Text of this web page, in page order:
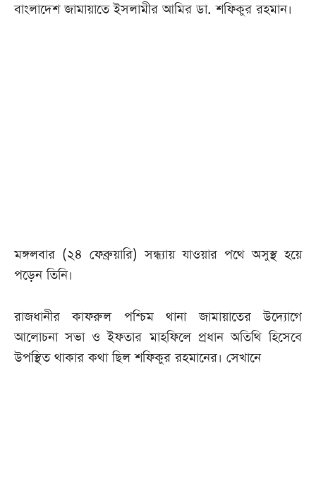
সব
ই-
পেপার
বাংলাদেশ জামায়াতে ইসলামীর আমির ডা. শফিকুর রহমান।
মঙ্গলবার (২৪ ফেব্রুয়ারি) সন্ধ্যায় যাওয়ার পথে অসুস্থ হয়ে
পড়েন তিনি।
রাজধানীর কাফরুল পশ্চিম থানা জামায়াতের উদ্যোগে
আলোচনা সভা ও ইফতার মাহফিলে প্রধান অতিথি হিসেবে
উপস্থিত থাকার কথা ছিল শফিকুর রহমানের। সেখানে